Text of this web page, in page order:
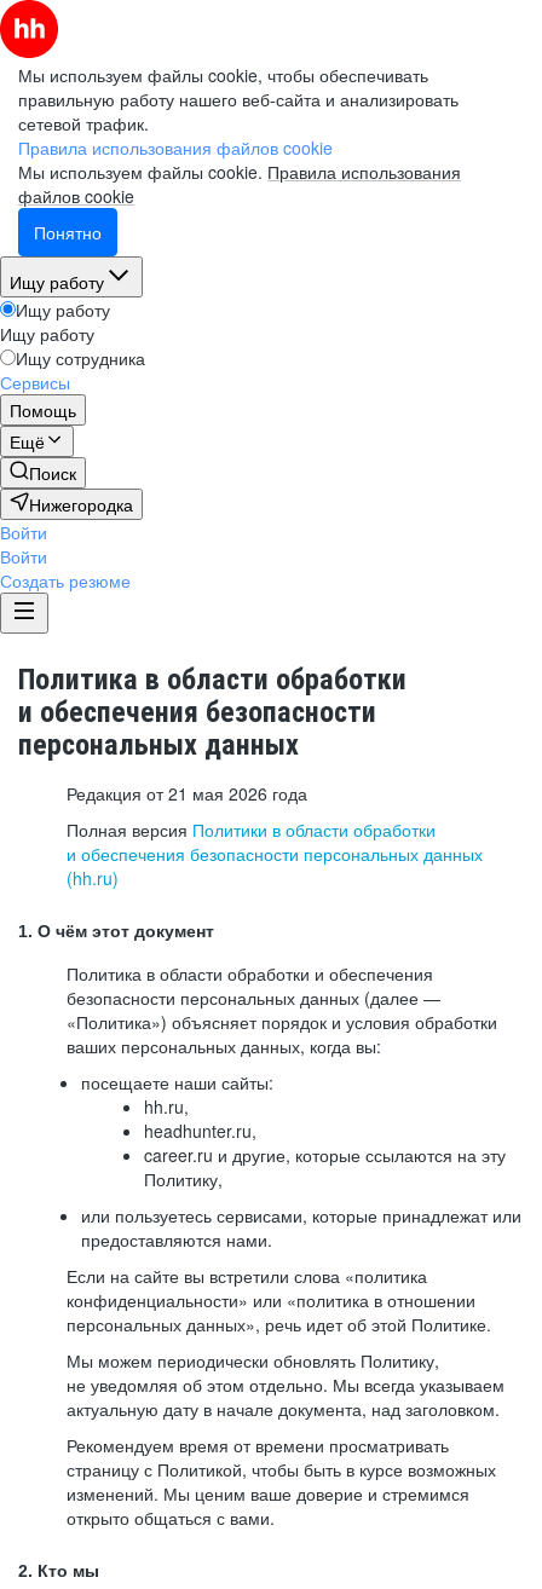
Мы используем файлы cookie, чтобы обеспечивать
правильную работу нашего веб-сайта и анализировать
сетевой трафик.
Правила использования файлов cookie
Мы используем файлы cookie. Правила использования
файлов cookie
Понятно
Ищу работу
Ищу работу
Ищу работу
Ищу сотрудника
Сервисы
Помощь
Ещё
Поиск
Нижегородка
Войти
Войти
Создать резюме
Политика в области обработки
и обеспечения безопасности
персональных данных
Редакция от 21 мая 2026 года
Полная версия Политики в области обработки
и обеспечения безопасности персональных данных
(hh.ru)
1. О чём этот документ
Политика в области обработки и обеспечения
безопасности персональных данных (далее —
«Политика») объясняет порядок и условия обработки
ваших персональных данных, когда вы:
посещаете наши сайты:
hh.ru,
headhunter.ru,
career.ru и другие, которые ссылаются на эту
Политику,
или пользуетесь сервисами, которые принадлежат или
предоставляются нами.
Если на сайте вы встретили слова «политика
конфиденциальности» или «политика в отношении
персональных данных», речь идет об этой Политике.
Мы можем периодически обновлять Политику,
не уведомляя об этом отдельно. Мы всегда указываем
актуальную дату в начале документа, над заголовком.
Рекомендуем время от времени просматривать
страницу с Политикой, чтобы быть в курсе возможных
изменений. Мы ценим ваше доверие и стремимся
открыто общаться с вами.
2. Кто мы